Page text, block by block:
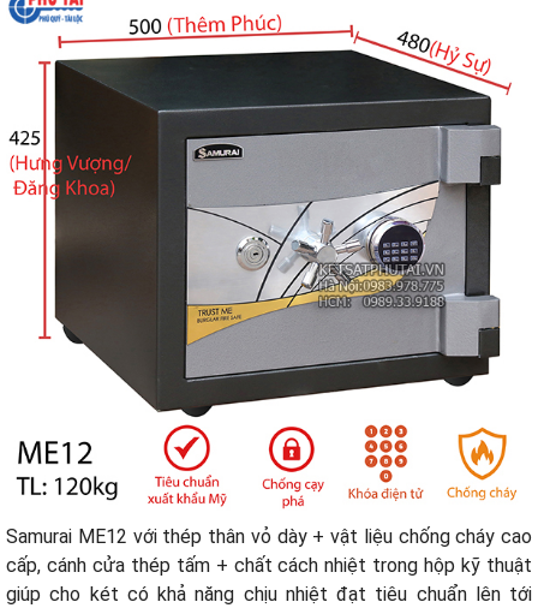
Samurai ME12 với thép thân vỏ dày + vật liệu chống cháy cao
cấp, cánh cửa thép tấm + chất cách nhiệt trong hộp kỹ thuật
giúp cho két có khả năng chịu nhiệt đạt tiêu chuẩn lên tới